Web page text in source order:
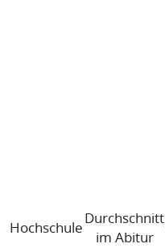
Hochschule
Durchschnitt
im Abitur